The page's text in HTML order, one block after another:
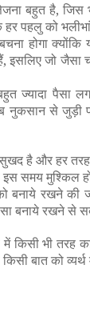
बहुत है,
के हर पहलु को
होगा
इसलिए जो जैसा
ज्यादा पैसा
से जुड़ी
है और हर
इस समय मुश्किल
बनाये रखने की
बनाये रखने से
में किसी भी
बात को